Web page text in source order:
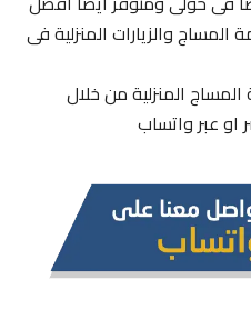
والزيارات المنزلية فى
المنزلية من خلال
عبر واتساب